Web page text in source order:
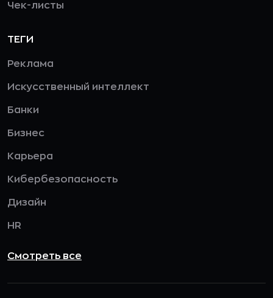
Чек-листы
ТЕГИ
Реклама
Искусственный интеллект
Банки
Бизнес
Карьера
Кибербезопасность
Дизайн
HR
Смотреть все